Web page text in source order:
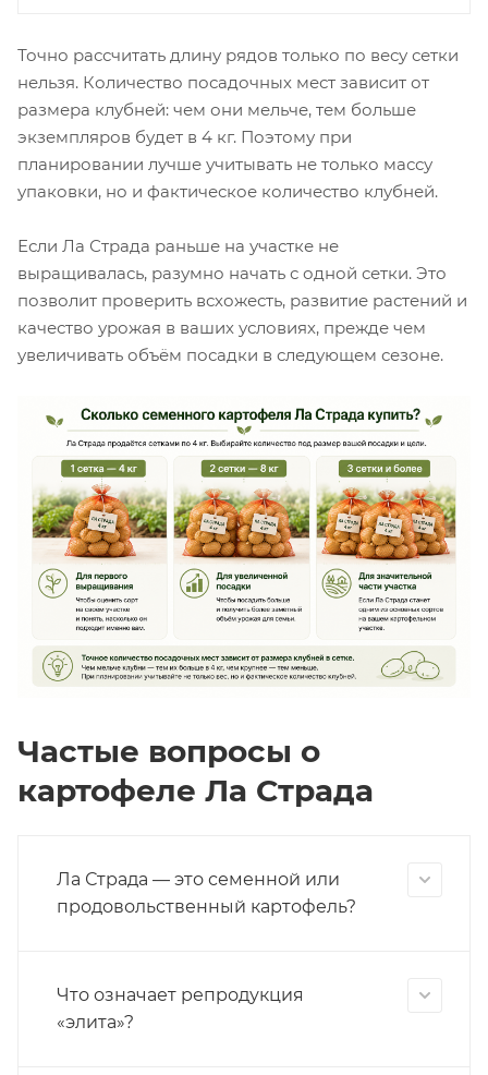
Точно рассчитать длину рядов только по весу сетки
нельзя. Количество посадочных мест зависит от
размера клубней: чем они мельче, тем больше
экземпляров будет в 4 кг. Поэтому при
планировании лучше учитывать не только массу
упаковки, но и фактическое количество клубней.
Если Ла Страда раньше на участке не
выращивалась, разумно начать с одной сетки. Это
позволит проверить всхожесть, развитие растений и
качество урожая в ваших условиях, прежде чем
увеличивать объём посадки в следующем сезоне.
Частые вопросы о
картофеле Ла Страда
Ла Страда — это семенной или
продовольственный картофель?
Что означает репродукция
«элита»?